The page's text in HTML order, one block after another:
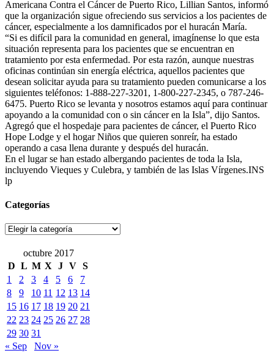
Americana Contra el Cáncer de Puerto Rico, Lillian Santos, informó
que la organización sigue ofreciendo sus servicios a los pacientes de
cáncer, especialmente a los damnificados por el huracán María.
“Si es difícil para la comunidad en general, imagínense lo que esta
situación representa para los pacientes que se encuentran en
tratamiento por esta enfermedad. Por esta razón, aunque nuestras
oficinas continúan sin energía eléctrica, aquellos pacientes que
desean solicitar ayuda para su tratamiento pueden comunicarse a los
siguientes teléfonos: 1-888-227-3201, 1-800-227-2345, o 787-246-
6475. Puerto Rico se levanta y nosotros estamos aquí para continuar
apoyando a la comunidad con o sin cáncer en la Isla”, dijo Santos.
Agregó que el hospedaje para pacientes de cáncer, el Puerto Rico
Hope Lodge y el hogar Niños que quieren sonreír, ha estado
operando a casa llena durante y después del huracán.
En el lugar se han estado albergando pacientes de toda la Isla,
incluyendo Vieques y Culebra, y también de las Islas Vírgenes.INS
lp
Categorías
Categorías
octubre 2017
D L M X J V S
1
2 3 4 5 6
7
8
9 10 11 12 13 14
15 16 17 18 19 20 21
22 23 24 25 26 27 28
29 30 31
« Sep
Nov »